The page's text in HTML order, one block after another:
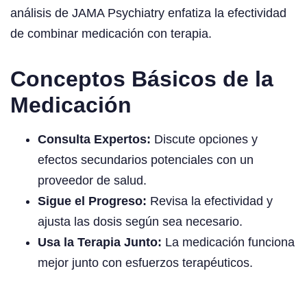
análisis de JAMA Psychiatry enfatiza la efectividad
de combinar medicación con terapia.
Conceptos Básicos de la
Medicación
Consulta Expertos: Discute opciones y
efectos secundarios potenciales con un
proveedor de salud.
Sigue el Progreso: Revisa la efectividad y
ajusta las dosis según sea necesario.
Usa la Terapia Junto: La medicación funciona
mejor junto con esfuerzos terapéuticos.